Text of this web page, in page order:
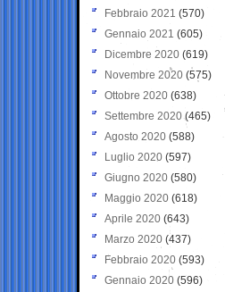
Febbraio 2021 (570)
Gennaio 2021 (605)
Dicembre 2020 (619)
Novembre 2020 (575)
Ottobre 2020 (638)
Settembre 2020(465)
Agosto 2020 (588)
Luglio 2020 (597)
Giugno 2020 (580)
Maggio 2020 (618)
Aprile 2020 (643)
Marzo 2020 (437)
Febbraio 2020 (593)
Gennaio 2020 (596)